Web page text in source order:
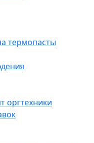
термопасты
оргтехники